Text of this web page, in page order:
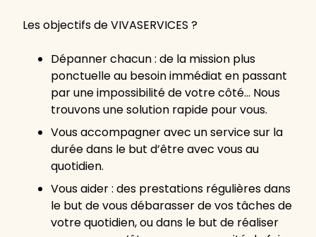
Les objectifs de VIVASERVICES ?
Dépanner chacun : de la mission plus
ponctuelle au besoin immédiat en passant
par une impossibilité de votre côté… Nous
trouvons une solution rapide pour vous.
Vous accompagner avec un service sur la
durée dans le but d’être avec vous au
quotidien.
Vous aider : des prestations régulières dans
le but de vous débarasser de vos tâches de
votre quotidien, ou dans le but de réaliser